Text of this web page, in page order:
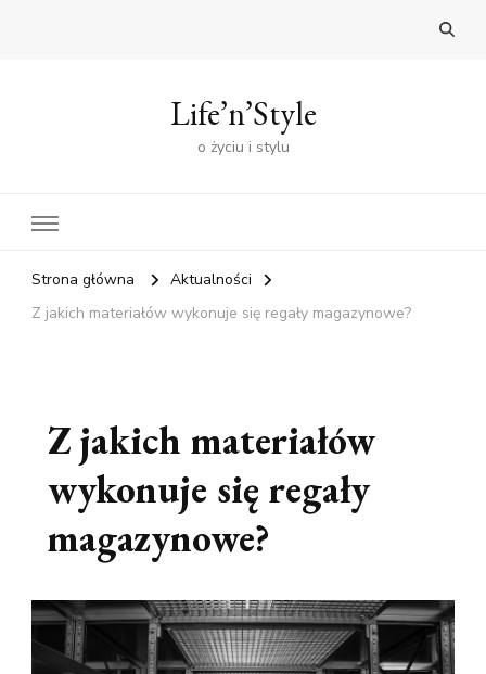
Life’n’Style
o życiu i stylu
Strona główna
Aktualności
Z jakich materiałów wykonuje się regały magazynowe?
Z jakich materiałów
wykonuje się regały
magazynowe?